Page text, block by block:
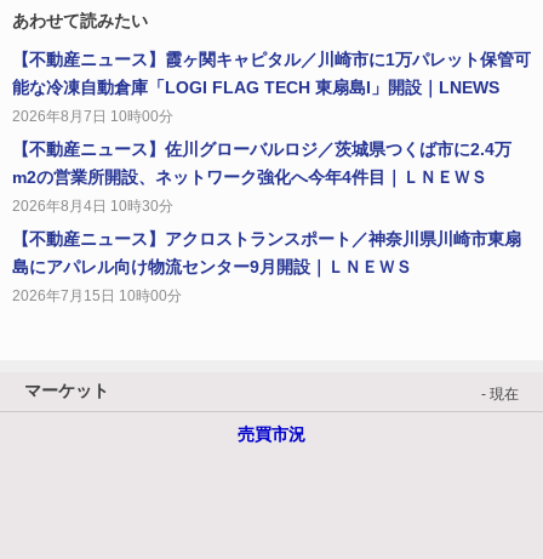
あわせて読みたい
【不動産ニュース】霞ヶ関キャピタル／川崎市に1万パレット保管可
能な冷凍自動倉庫「LOGI FLAG TECH 東扇島I」開設｜LNEWS
2026年8月7日 10時00分
【不動産ニュース】佐川グローバルロジ／茨城県つくば市に2.4万
m2の営業所開設、ネットワーク強化へ今年4件目｜ＬＮＥＷＳ
2026年8月4日 10時30分
【不動産ニュース】アクロストランスポート／神奈川県川崎市東扇
島にアパレル向け物流センター9月開設｜ＬＮＥＷＳ
2026年7月15日 10時00分
マーケット - 現在
売買市況